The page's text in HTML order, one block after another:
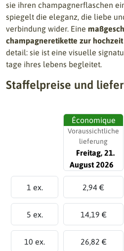
sie ihren champagnerflaschen
spiegelt die eleganz, die liebe
verbindung wider. Eine
champagneretikette zur hochzeit
detail: sie ist eine visuelle
tage ihres lebens begleitet.
Staffelpreise und
Économique
Voraussichtliche
lieferung
Freitag, 21.
August 2026
1 ex. 2,94 €
5 ex. 14,19 €
10 ex. 26,82 €